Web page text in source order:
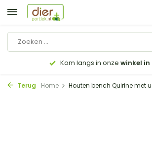
Kom langs in onze winkel in
Terug Home Houten bench Quirine met